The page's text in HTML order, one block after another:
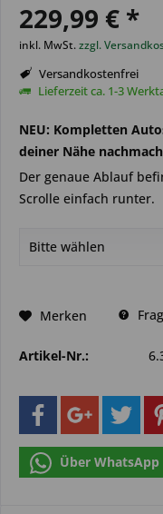
229,99 € *
inkl. MwSt.zzgl.
Versandkostenfrei
Lieferzeit ca. 1-3
NEU: Kompletten
deiner Nähe
Der genaue Ablauf
Scrolle einfach runter.
Merken
Artikel-Nr.:
Über WhatsApp